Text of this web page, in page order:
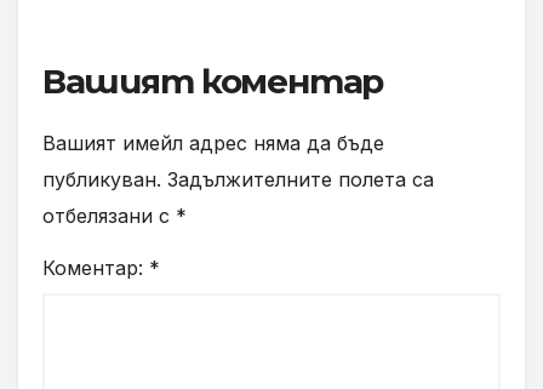
Вашият коментар
Вашият имейл адрес няма да бъде
публикуван. Задължителните полета са
отбелязани с *
Коментар: *